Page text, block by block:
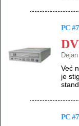
PC
Već
je
PC